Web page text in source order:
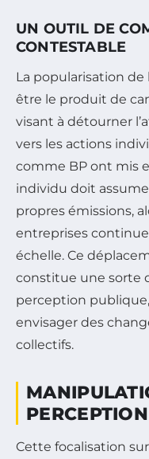
UN OUTIL DE
CONTESTABLE
La popularisation de
être le produit de
visant à détourner
vers les actions
comme BP ont mis
individu doit
propres émissions,
entreprises
échelle. Ce
constitue une sorte
perception
envisager des
collectifs.
Cette focalisation